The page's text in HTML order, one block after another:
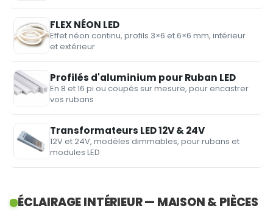
FLEX NÉON LED
Effet néon continu, profils 3×6 et 6×6 mm, intérieur
et extérieur
Profilés d'aluminium pour Ruban LED
En 8 et 16 pi ou coupés sur mesure, pour encastrer
vos rubans
Transformateurs LED 12V & 24V
12V et 24V, modèles dimmables, pour rubans et
modules LED
ÉCLAIRAGE INTÉRIEUR — MAISON & PIÈCES